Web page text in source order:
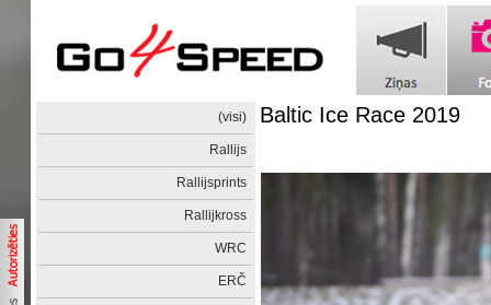
(visi)
Rallijs
Rallijsprints
Rallijkross
WRC
ERČ
Baltic Ice Race 2019